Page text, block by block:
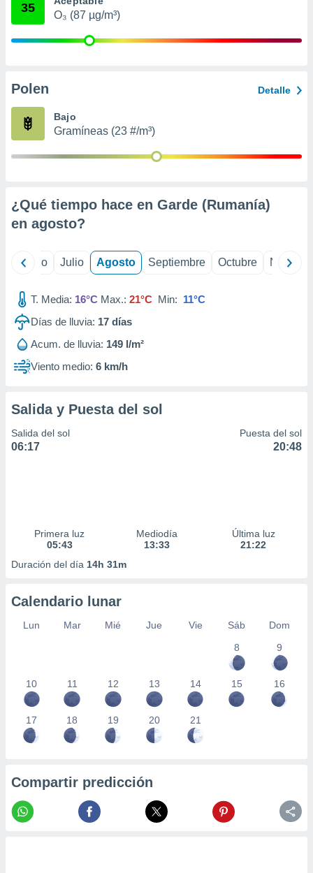
publicidad
de
1199
35
O₃ (87 µg/m³)
Polen Detalle
Bajo
Gramíneas (23 #/m³)
¿Qué tiempo hace en Garde (Rumanía)
en agosto?
Junio Julio Agosto Septiembre Octubre
T. Media: 16°C Max.: 21°C Min: 11°C
Días de lluvia: 17 días
Acum. de lluvia: 149 l/m²
Viento medio: 6 km/h
Salida y Puesta del sol
Salida del sol
06:17
Puesta del sol
20:48
Primera luz
05:43
Mediodía
13:33
Última luz
21:22
Duración del día 14h 31m
Calendario lunar
Lun Mar Mié Jue Vie Sáb
Dom
8
9
10 11 12 13 14 15 16
17 18 19 20 21
Compartir predicción